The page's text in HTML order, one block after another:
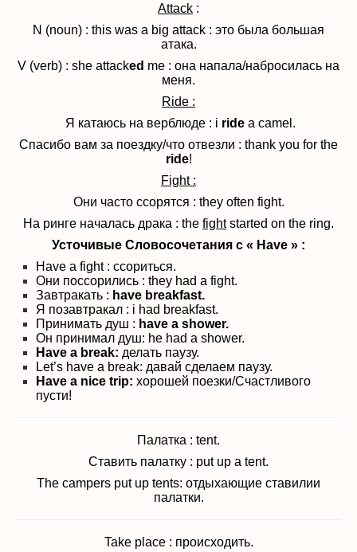
Attack :
N (noun) : this was a big attack : это была большая
атака.
V (verb) : she attacked me : она напала/набросилась на
меня.
Ride :
Я катаюсь на верблюде : i ridea camel.
Спасибо вам за поездку/что отвезли : thank you for the
ride!
Fight :
Они часто ссорятся : they often fight.
На ринге началась драка : the fightstarted on the ring.
Усточивые Словосочетания с « Have » :
Have a fight : ссориться.
Они поссорились : they had a fight.
Завтракать : have breakfast.
Я позавтракал : i had breakfast.
Принимать душ : have a shower.
Он принимал душ: he had a shower.
Have a break: делать паузу.
Let’s have a break: давай сделаем паузу.
Have a nice trip: хорошей поезки/Счастливого
пусти!
Палатка : tent.
Ставить палатку : put up a tent.
The campers put up tents: отдыхающие ставилии
палатки.
Take place : происходить.